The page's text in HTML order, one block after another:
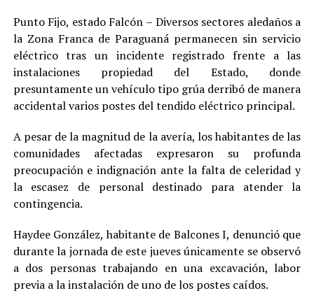
Punto Fijo, estado Falcón – Diversos sectores aledaños a
la Zona Franca de Paraguaná permanecen sin servicio
eléctrico tras un incidente registrado frente a las
instalaciones propiedad del Estado, donde
presuntamente un vehículo tipo grúa derribó de manera
accidental varios postes del tendido eléctrico principal.
A pesar de la magnitud de la avería, los habitantes de las
comunidades afectadas expresaron su profunda
preocupación e indignación ante la falta de celeridad y
la escasez de personal destinado para atender la
contingencia.
Haydee González, habitante de Balcones I, denunció que
durante la jornada de este jueves únicamente se observó
a dos personas trabajando en una excavación, labor
previa a la instalación de uno de los postes caídos.